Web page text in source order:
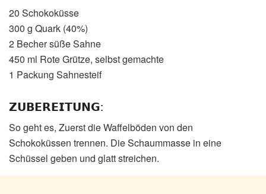
20 Schokoküsse
300 g Quark (40%)
2 Becher süße Sahne
450 ml Rote Grütze, selbst gemachte
1 Packung Sahnesteif
𝗭𝗨𝗕𝗘𝗥𝗘𝗜𝗧𝗨𝗡𝗚:
So geht es, Zuerst die Waffelböden von den
Schokoküssen trennen. Die Schaummasse in eine
Schüssel geben und glatt streichen.